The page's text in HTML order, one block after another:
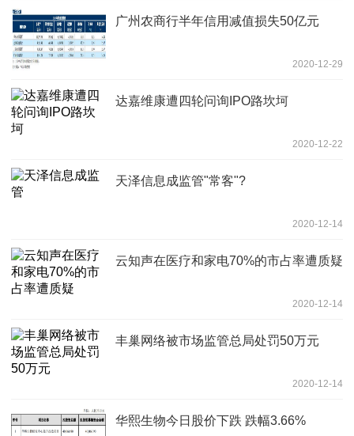
广州农商行半年信用减值损失50亿元
2020-12-29
达嘉维康遭四轮问询IPO路坎坷
2020-12-22
天泽信息成监管"常客"?
2020-12-14
云知声在医疗和家电70%的市占率遭质疑
2020-12-14
丰巢网络被市场监管总局处罚50万元
2020-12-14
华熙生物今日股价下跌 跌幅3.66%